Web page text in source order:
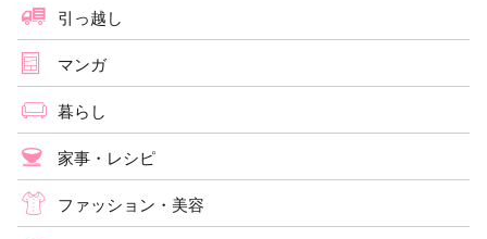
引っ越し
マンガ
暮らし
家事・レシピ
ファッション・美容